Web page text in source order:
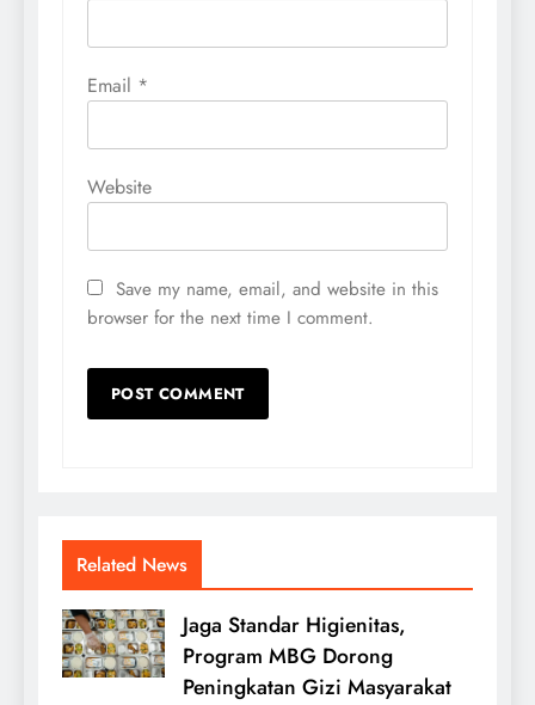
Email *
Website
Save my name, email, and website in this
browser for the next time I comment.
Related News
Jaga Standar Higienitas,
Program MBG Dorong
Peningkatan Gizi Masyarakat